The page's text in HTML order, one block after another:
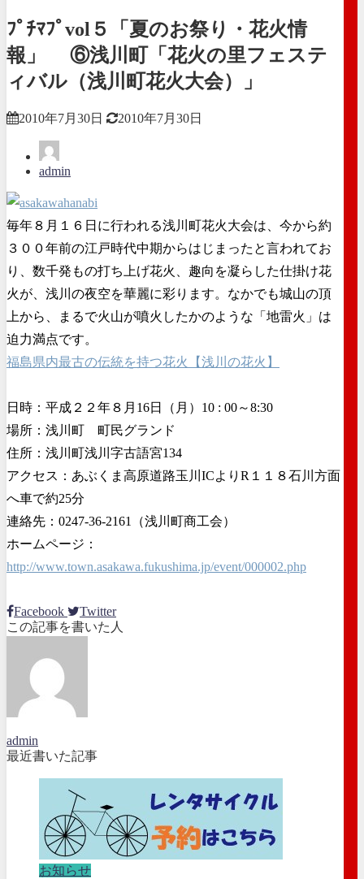
ﾌﾟﾁﾏﾌﾟvol５「夏のお祭り・花火情
報」 ⑥浅川町「花火の里フェステ
ィバル（浅川町花火大会）」
2010年7月30日 2010年7月30日
admin
毎年８月１６日に行われる浅川町花火大会は、今から約
３００年前の江戸時代中期からはじまったと言われてお
り、数千発もの打ち上げ花火、趣向を凝らした仕掛け花
火が、浅川の夜空を華麗に彩ります。なかでも城山の頂
上から、まるで火山が噴火したかのような「地雷火」は
迫力満点です。
福島県内最古の伝統を持つ花火【浅川の花火】
日時：平成２２年８月16日（月）10 : 00～8:30
場所：浅川町 町民グランド
住所：浅川町浅川字古語宮134
アクセス：あぶくま高原道路玉川ICよりR１１８石川方面
へ車で約25分
連絡先：0247-36-2161（浅川町商工会）
ホームページ：
http://www.town.asakawa.fukushima.jp/event/000002.php
Facebook
Twitter
この記事を書いた人
admin
最近書いた記事
お知らせ